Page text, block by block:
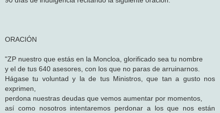
ORACIÓN
"ZP nuestro que estás en la Moncloa, glorificado sea tu nombre
y el de tus 640 asesores, con los que no paras de arruinarnos.
Hágase tu voluntad y la de tus Ministros, que tan a gusto nos
exprimen,
perdona nuestras deudas que vemos aumentar por momentos,
así como nosotros intentaremos perdonar a los que nos están